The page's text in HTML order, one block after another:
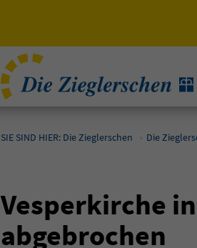
SIE SIND HIER: Die Zieglerschen Die
Vesperkirche
abgebrochen